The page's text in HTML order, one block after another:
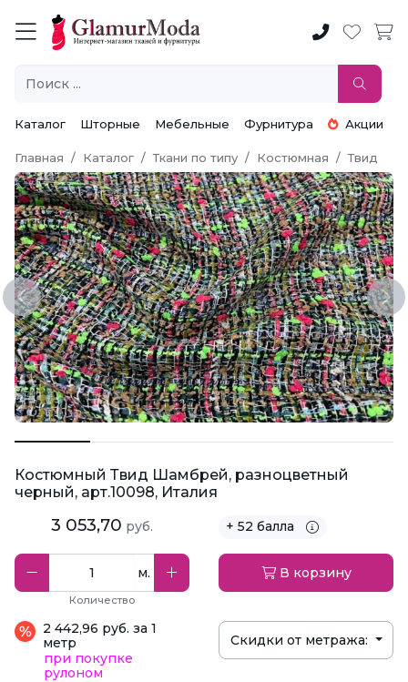
Каталог Шторные Мебельные Фурнитура Акции
Главная Каталог Ткани по типу Костюмная Твид
Previous
Костюмный Твид Шамбрей, разноцветный
черный, арт.10098, Италия
3 053,70 руб. + 52 балла
м.
Количество
В корзину
2 442,96 руб. за 1
метр
при покупке
рулоном
Скидки от метража: